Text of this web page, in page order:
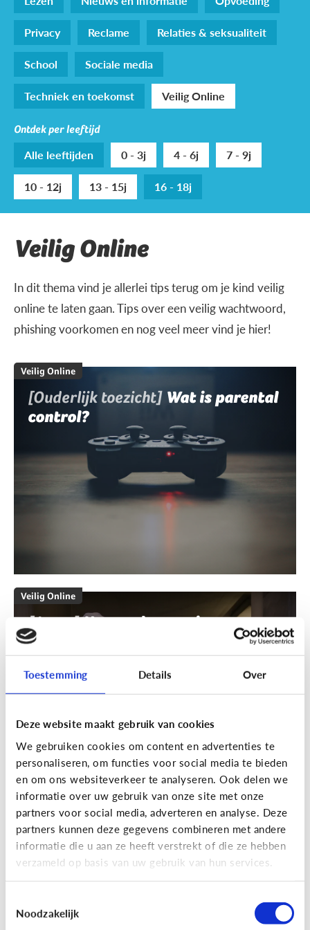
Toestemming Details Over
Deze website maakt gebruik van cookies
We gebruiken cookies om content en advertenties te
personaliseren, om functies voor social media te bieden
en om ons websiteverkeer te analyseren. Ook delen we
informatie over uw gebruik van onze site met onze
partners voor social media, adverteren en analyse. Deze
partners kunnen deze gegevens combineren met andere
informatie die u aan ze heeft verstrekt of die ze hebben
verzameld op basis van uw gebruik van hun services.
Noodzakelijk
Privacy
Reclame
Relaties & seksualiteit
School
Sociale media
Techniek en toekomst
Veilig Online
Ontdek per leeftijd
Alle leeftijden 0 - 3j 4 - 6j
7 - 9j
10 - 12j
13 - 15j 16 - 18j
Veilig Online
In dit thema vind je allerlei tips terug om je kind veilig
online te laten gaan. Tips over een veilig wachtwoord,
phishing voorkomen en nog veel meer vind je hier!
Veilig Online
[Ouderlijk toezicht] Wat is parental
control?
Veilig Online
[Actua]Hoe snel geven jongeren
hun bankkaart in ruil voor geld?
En wat zijn 'geldezels'?
[Hoe werkt het?]Locatiegegevens
delen via de smartphone